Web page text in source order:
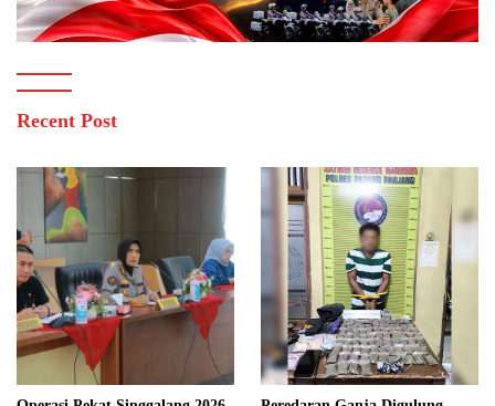
Recent Post